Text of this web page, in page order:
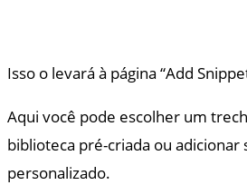
Isso o levará à página “Add
Aqui você pode escolher um
biblioteca pré-criada ou adicionar
personalizado.